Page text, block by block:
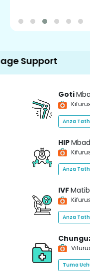
500+
Goti
Anza
HIP
Anza
IVF
Anza
Tuma